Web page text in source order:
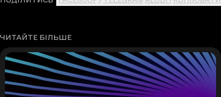
ЧИТАЙТЕ БІЛЬШЕ